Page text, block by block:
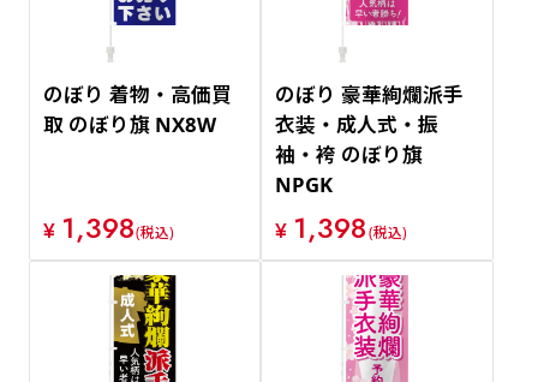
のぼり 着物・高価買
取 のぼり旗 NX8W
¥ 1,398(税込)
のぼり 豪華絢爛派手
衣装・成人式・振
袖・袴 のぼり旗
NPGK
¥ 1,398(税込)